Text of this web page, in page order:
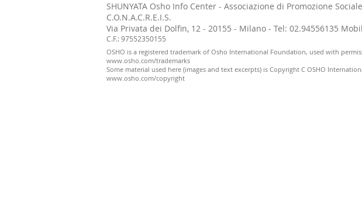
SHUNYATA Osho Info Center - Associazione di Promozione Sociale
C.O.N.A.C.R.E.I.S.
Via Privata dei Dolfin, 12 - 20155 - Milano - Tel: 02.94556135
C.F.: 97552350155
OSHO is a registered trademark of Osho International Foundation, used with
www.osho.com/trademarks
Some material used here (images and text excerpts) is Copyright C OSHO
www.osho.com/copyright